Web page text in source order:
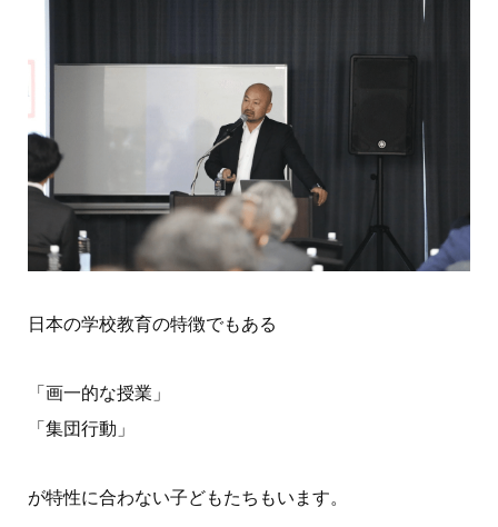
日本の学校教育の特徴でもある
「画一的な授業」
「集団行動」
が特性に合わない子どもたちもいます。